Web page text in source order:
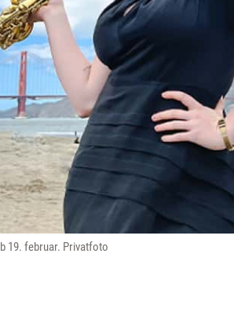
19. februar. Privatfoto